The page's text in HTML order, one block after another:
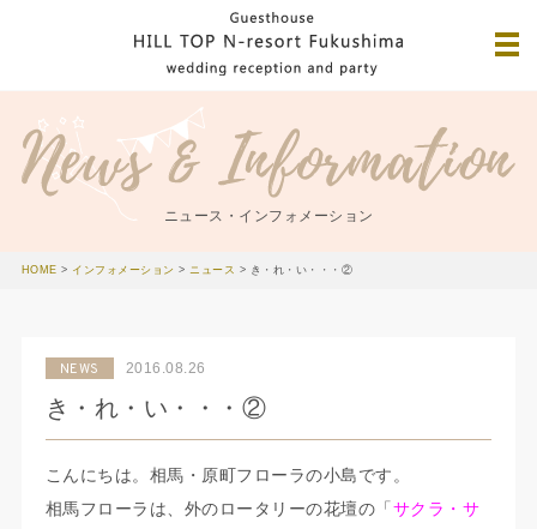
ニュース・インフォメーション
HOME > インフォメーション >ニュース > き・れ・い・・・②
NEWS 2016.08.26
き・れ・い・・・②
こんにちは。相馬・原町フローラの小島です。
相馬フローラは、外のロータリーの花壇の「 サクラ・サ